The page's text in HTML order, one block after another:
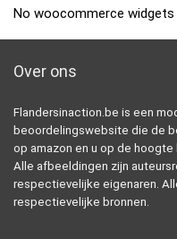
No woocommerce widgets
Over ons
Flandersinaction.be is een
beoordelingswebsite die de
op amazon en u op de
Alle afbeeldingen zijn
respectievelijke eigenaren.
respectievelijke bronnen.